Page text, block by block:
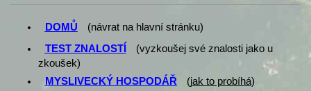
DOMŮ
(návrat na hlavní stránku)
TEST ZNALOSTÍ
(vyzkoušej své znalosti jako u
zkoušek)
MYSLIVECKÝ HOSPODÁŘ
(jak to probíhá)